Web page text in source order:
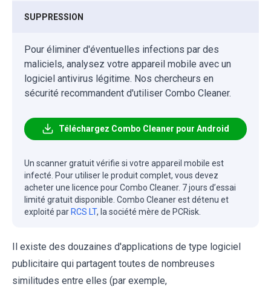
SUPPRESSION
Pour éliminer d'éventuelles infections par des
maliciels, analysez votre appareil mobile avec un
logiciel antivirus légitime. Nos chercheurs en
sécurité recommandent d'utiliser Combo Cleaner.
Téléchargez Combo Cleaner pour Android
Un scanner gratuit vérifie si votre appareil mobile est
infecté. Pour utiliser le produit complet, vous devez
acheter une licence pour Combo Cleaner. 7 jours d’essai
limité gratuit disponible. Combo Cleaner est détenu et
exploité par RCS LT, la société mère de PCRisk.
Il existe des douzaines d'applications de type logiciel
publicitaire qui partagent toutes de nombreuses
similitudes entre elles (par exemple,